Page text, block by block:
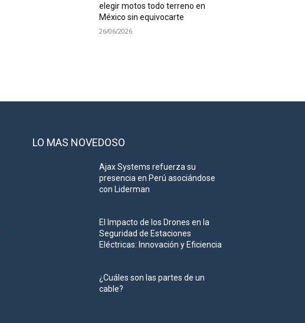
elegir motos todo terreno en
México sin equivocarte
26/06/2026
LO MAS NOVEDOSO
Ajax Systems refuerza su
presencia en Perú asociándose
con Liderman
El Impacto de los Drones en la
Seguridad de Estaciones
Eléctricas: Innovación y Eficiencia
¿Cuáles son las partes de un
cable?